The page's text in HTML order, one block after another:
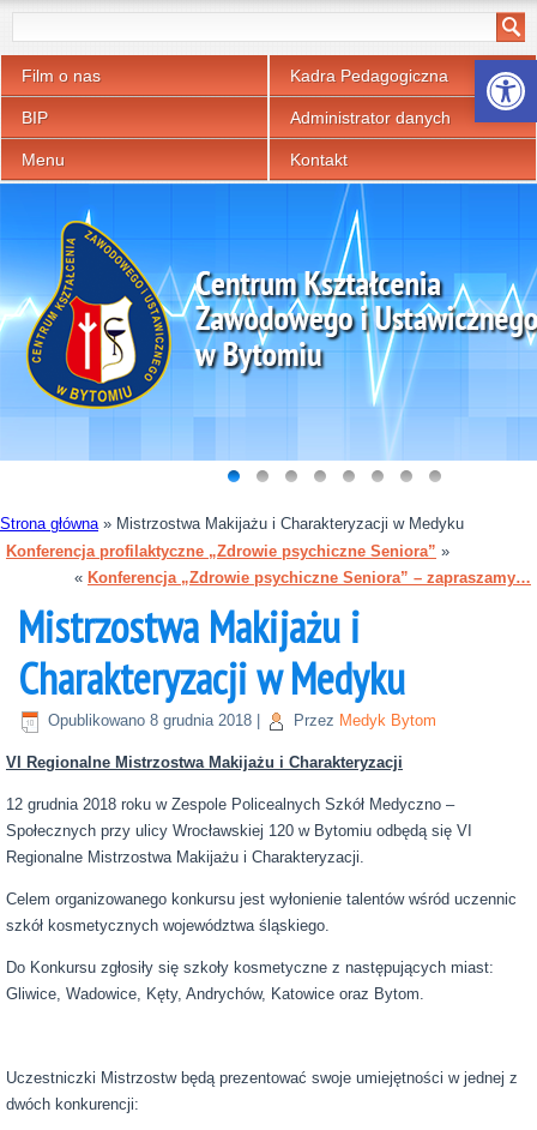
Otwórz
Film o nas Kadra Pedagogiczna
BIP Administrator danych
Menu Kontakt
Strona główna» Mistrzostwa Makijażu i Charakteryzacji w Medyku
Konferencja profilaktyczne „Zdrowie psychiczne Seniora” »
« Konferencja „Zdrowie psychiczne Seniora” – zapraszamy…
Mistrzostwa Makijażu i
Charakteryzacji w Medyku
Opublikowano 8 grudnia 2018 Przez Medyk Bytom
VI Regionalne Mistrzostwa Makijażu i Charakteryzacji
12 grudnia 2018 roku w Zespole Policealnych Szkół Medyczno –
Społecznych przy ulicy Wrocławskiej 120 w Bytomiu odbędą się VI
Regionalne Mistrzostwa Makijażu i Charakteryzacji.
Celem organizowanego konkursu jest wyłonienie talentów wśród uczennic
szkół kosmetycznych województwa śląskiego.
Do Konkursu zgłosiły się szkoły kosmetyczne z następujących miast:
Gliwice, Wadowice, Kęty, Andrychów, Katowice oraz Bytom.
Uczestniczki Mistrzostw będą prezentować swoje umiejętności w jednej z
dwóch konkurencji: